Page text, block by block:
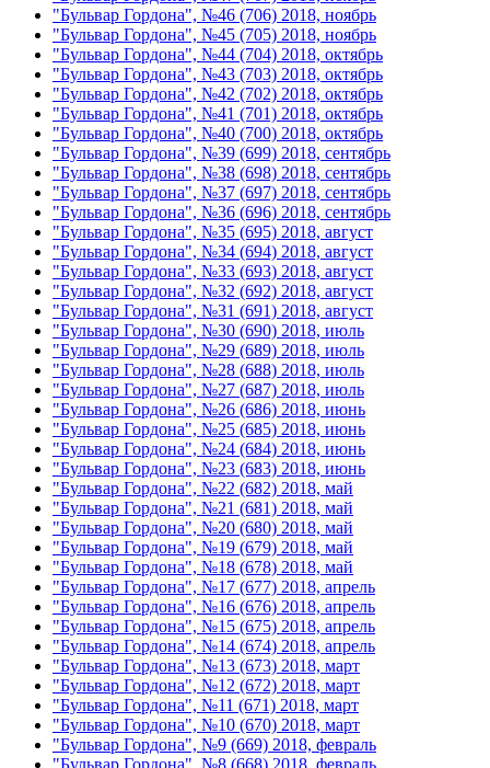
"Бульвар Гордона", №46 (706) 2018, ноябрь
"Бульвар Гордона", №45 (705) 2018, ноябрь
"Бульвар Гордона", №44 (704) 2018, октябрь
"Бульвар Гордона", №43 (703) 2018, октябрь
"Бульвар Гордона", №42 (702) 2018, октябрь
"Бульвар Гордона", №41 (701) 2018, октябрь
"Бульвар Гордона", №40 (700) 2018, октябрь
"Бульвар Гордона", №39 (699) 2018, сентябрь
"Бульвар Гордона", №38 (698) 2018, сентябрь
"Бульвар Гордона", №37 (697) 2018, сентябрь
"Бульвар Гордона", №36 (696) 2018, сентябрь
"Бульвар Гордона", №35 (695) 2018, август
"Бульвар Гордона", №34 (694) 2018, август
"Бульвар Гордона", №33 (693) 2018, август
"Бульвар Гордона", №32 (692) 2018, август
"Бульвар Гордона", №31 (691) 2018, август
"Бульвар Гордона", №30 (690) 2018, июль
"Бульвар Гордона", №29 (689) 2018, июль
"Бульвар Гордона", №28 (688) 2018, июль
"Бульвар Гордона", №27 (687) 2018, июль
"Бульвар Гордона", №26 (686) 2018, июнь
"Бульвар Гордона", №25 (685) 2018, июнь
"Бульвар Гордона", №24 (684) 2018, июнь
"Бульвар Гордона", №23 (683) 2018, июнь
"Бульвар Гордона", №22 (682) 2018, май
"Бульвар Гордона", №21 (681) 2018, май
"Бульвар Гордона", №20 (680) 2018, май
"Бульвар Гордона", №19 (679) 2018, май
"Бульвар Гордона", №18 (678) 2018, май
"Бульвар Гордона", №17 (677) 2018, апрель
"Бульвар Гордона", №16 (676) 2018, апрель
"Бульвар Гордона", №15 (675) 2018, апрель
"Бульвар Гордона", №14 (674) 2018, апрель
"Бульвар Гордона", №13 (673) 2018, март
"Бульвар Гордона", №12 (672) 2018, март
"Бульвар Гордона", №11 (671) 2018, март
"Бульвар Гордона", №10 (670) 2018, март
"Бульвар Гордона", №9 (669) 2018, февраль
"Бульвар Гордона", №8 (668) 2018, февраль